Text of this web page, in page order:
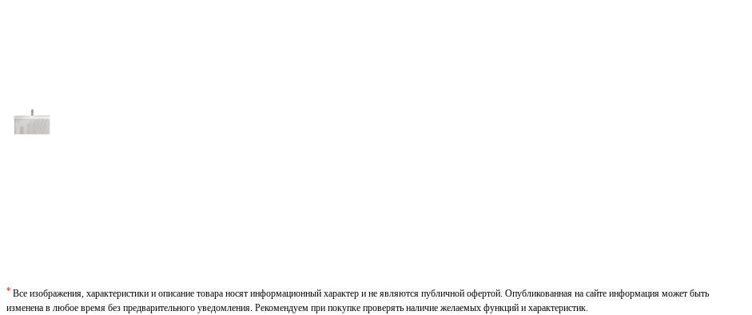
* Все изображения, характеристики и описание товара носят информационный характер и не являются публичной офертой. Опубликованная на сайте информация может быть
изменена в любое время без предварительного уведомления. Рекомендуем при покупке проверять наличие желаемых функций и характеристик.